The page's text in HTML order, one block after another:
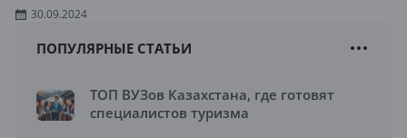
30.09.2024
ПОПУЛЯРНЫЕ СТАТЬИ
ТОП ВУЗов Казахстана, где готовят
специалистов туризма